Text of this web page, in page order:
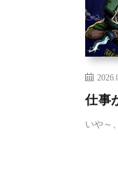
仕事
いや～